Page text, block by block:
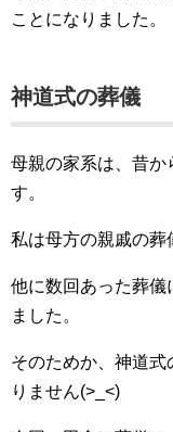
ことになりました。
神道式の葬儀
母親の家系は、昔か
す。
私は母方の親戚の葬
他に数回あった葬儀
ました。
そのためか、神道式
りません(>_<)